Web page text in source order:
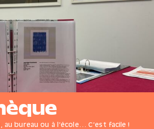
au bureau ou à l’école… C’est facile !